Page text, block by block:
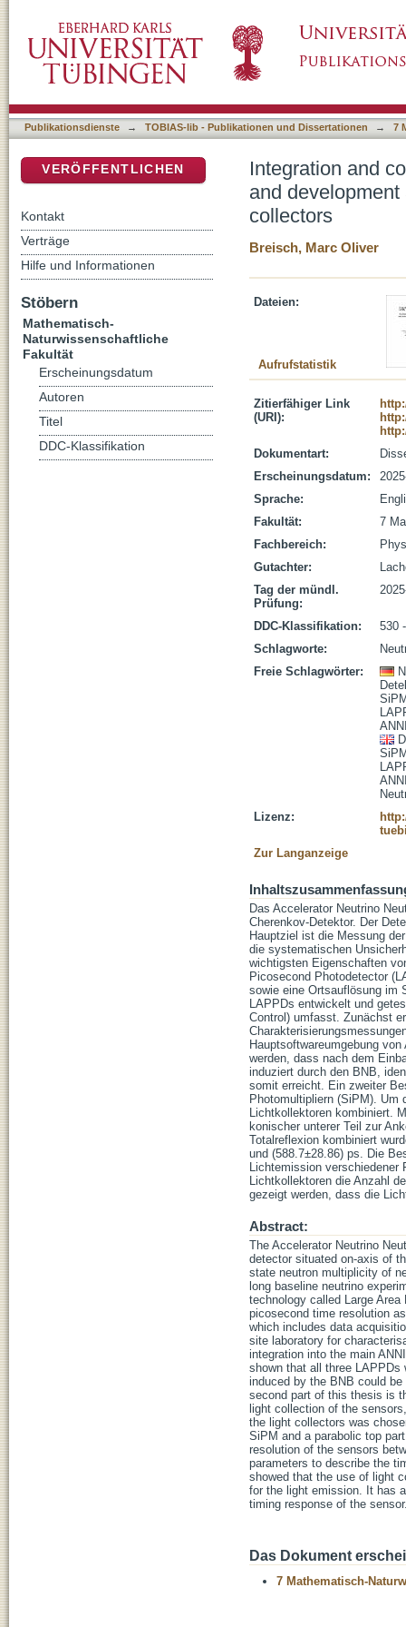
of SiPMs with active or passive light
Publikationsdienste → TOBIAS-lib - Publikationen und Dissertationen → 7
Integration and
and
collectors
Breisch, Marc Oliver
Dateien:
Aufrufstatistik
Zitierfähiger Link
(URI):
Dokumentart:
Erscheinungsdatum:
Sprache:
Fakultät:
7
Fachbereich:
Gutachter:
Tag der mündl.
Prüfung:
DDC-Klassifikation:
530
Schlagworte:
Freie Schlagwörter:
Lizenz:
Zur Langanzeige
Das Accelerator Neutrino
Cherenkov-Detektor. Der
Hauptziel ist die Messung
die systematischen
wichtigsten Eigenschaften
Picosecond Photodetector
sowie eine Ortsauflösung im
LAPPDs entwickelt und
Control) umfasst. Zunächst
Hauptsoftwareumgebung
werden, dass nach dem
induziert durch den BNB,
somit erreicht. Ein zweiter
Photomultipliern (SiPM). Um
Lichtkollektoren kombiniert.
konischer unterer Teil zur
Totalreflexion kombiniert
und (588.7±28.86) ps. Die
Lichtemission
Lichtkollektoren die Anzahl
gezeigt werden, dass die
Abstract:
The Accelerator Neutrino
detector situated on-axis of
state neutron multiplicity of
long baseline neutrino
technology called Large
picosecond time resolution
which includes data
site laboratory for
integration into the main
shown that all three LAPPDs
induced by the BNB could
second part of this thesis is
light collection of the
the light collectors was
SiPM and a parabolic top
resolution of the sensors
parameters to describe the
showed that the use of light
for the light emission. It has
timing response of the
Das Dokument
7 Mathematisch-
VERÖFFENTLICHEN
Kontakt
Verträge
Hilfe und Informationen
Stöbern
Mathematisch-
Naturwissenschaftliche
Fakultät
Erscheinungsdatum
Autoren
Titel
DDC-Klassifikation